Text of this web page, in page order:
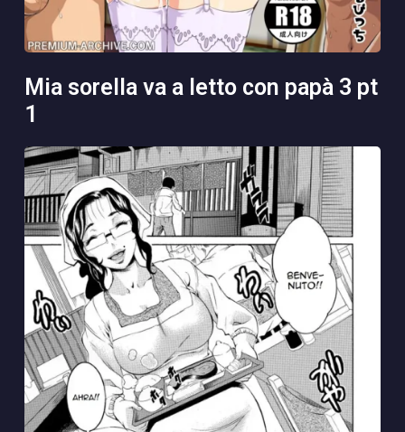
mia sorella va a letto con papà 3 pt
1